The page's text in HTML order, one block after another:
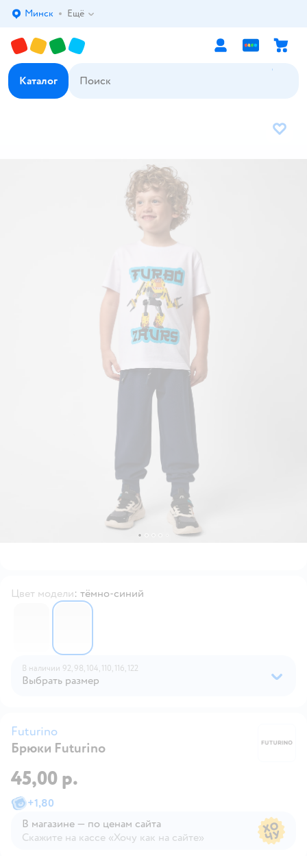
Выбор адреса доставки.
Минск Ещё
Каталог
В
Цвет модели: тёмно-синий
66697866669792
В наличии 92, 98, 104, 110, 116, 122
Выбрать размер
Futurino
Брюки Futurino
45,00 р.
+1,80
В магазине — по ценам сайта
Скажите на кассе «Хочу как на сайте»